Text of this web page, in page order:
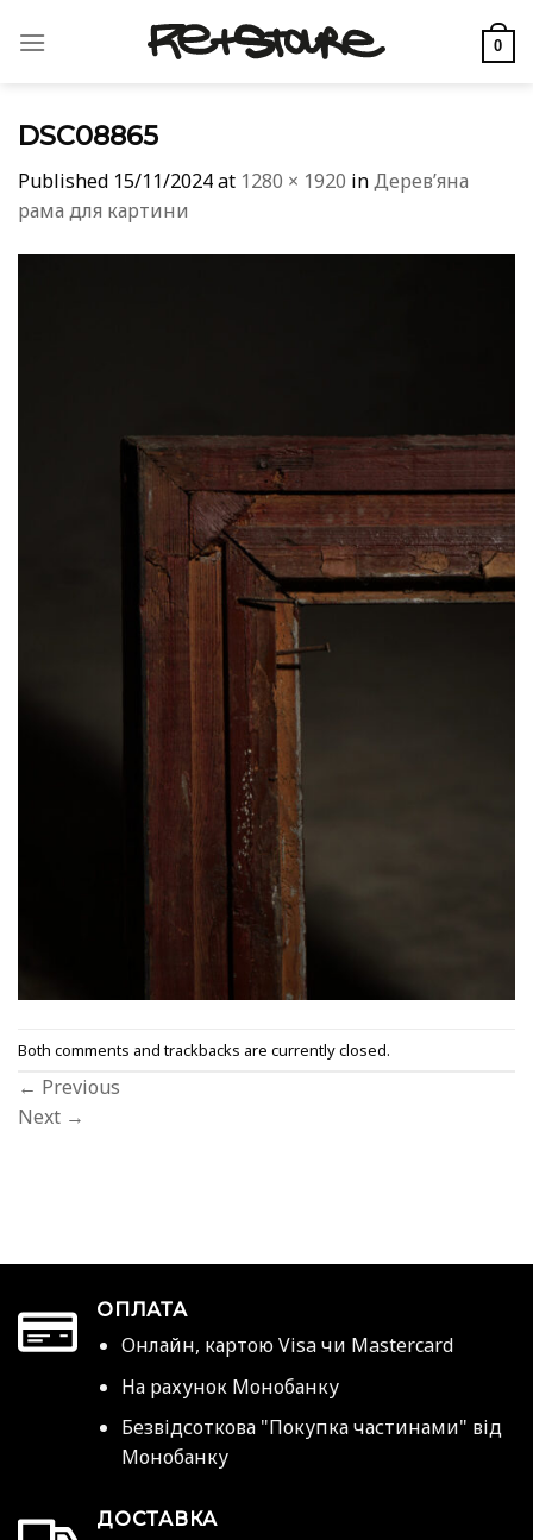
0
DSC08865
Published 15/11/2024at 1280 × 1920 inДерев’яна
рама для картини
Both comments and trackbacks are currently closed.
← Previous
Next →
ОПЛАТА
Онлайн, картою Visa чи Mastercard
На рахунок Монобанку
Безвідсоткова "Покупка частинами" від
Монобанку
ДОСТАВКА